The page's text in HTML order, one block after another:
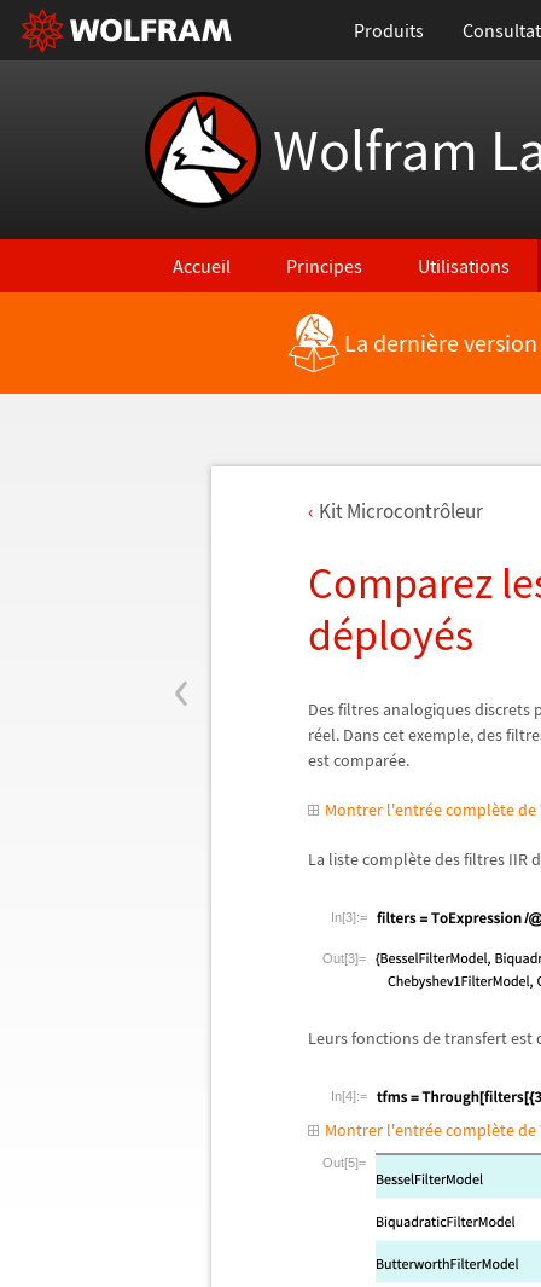
Produits
Wolfram
Accueil Principes Utilisations
La dernière
‹
Kit Microcontrôleur
Comparez
déployés
Des filtres analogiques discrets
réel. Dans cet exemple, des
est comparée.
Montrer l'entrée complète de
La liste complète des filtres IIR
In[3]:=
Out[3]=
Leurs fonctions de transfert est
In[4]:=
Montrer l'entrée complète de
Out[5]=